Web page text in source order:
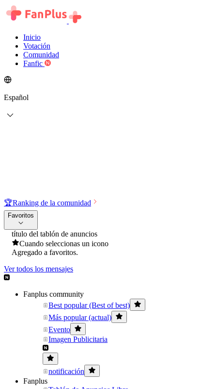
Inicio
Votación
Comunidad
Fanfic
Español
🏆Ranking de la comunidad
Favoritos
título del tablón de anuncios
Cuando seleccionas un icono
Agregado a favoritos.
Ver todos los mensajes
Fanplus community
Best popular (Best of best)
Más popular (actual)
Evento
Imagen Publicitaria
notificación
Fanplus